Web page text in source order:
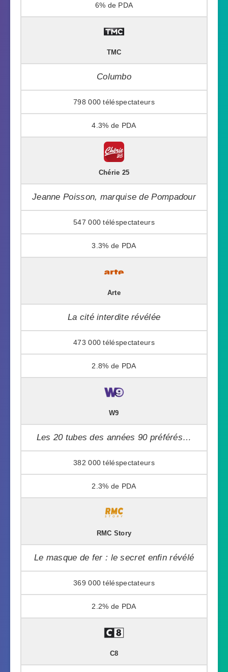
6%
TMC
Columbo
798 000
4.3%
Chérie 25
Jeanne Poisson, marquise de Pompadour
547 000
3.3%
Arte
La cité interdite révélée
473 000
2.8%
W9
Les 20 tubes des années 90 préférés…
382 000
2.3%
RMC Story
Le masque de fer : le secret enfin révélé
369 000
2.2%
C8